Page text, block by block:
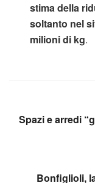
stima della
soltanto nel
milioni di kg.
Spazi e arredi
Bonfiglioli,